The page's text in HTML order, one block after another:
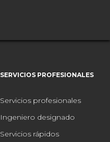
SERVICIOS PROFESIONALES
Servicios profesionales
Ingeniero designado
Servicios rápidos